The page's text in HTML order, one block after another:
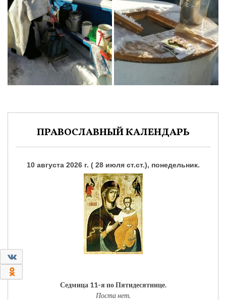
ПРАВОСЛАВНЫЙ КАЛЕНДАРЬ
10 августа 2026 г. ( 28 июля ст.ст.), понедельник.
Седмица 11-я по Пятидесятнице.
Поста нет.